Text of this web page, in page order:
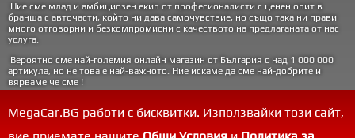
Ние сме млад и амбициозен екип от професионалисти с ценен опит в
бранша с авточасти, който ни дава самочувствие, но също така ни прави
много отговорни и безкомпромисни с качеството на предлаганата от нас
услуга.
Вероятно сме най-големия онлайн магазин от България с над 1 000 000
артикула, но не това е най-важното. Ние искаме да сме най-добрите и
вярваме че сме !
MegaCar.BG работи с бисквитки. Използвайки този сайт,